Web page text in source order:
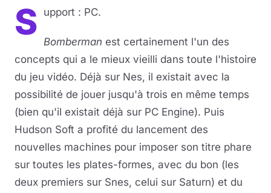
Livres
Jeux vidéo
Jeux de société
Musique
Sortir
Sciences & Tech
S upport : PC.
Bomberman est certainement l'un des
concepts qui a le mieux vieilli dans toute l'histoire
du jeu vidéo. Déjà sur Nes, il existait avec la
possibilité de jouer jusqu'à trois en même temps
(bien qu'il existait déjà sur PC Engine). Puis
Hudson Soft a profité du lancement des
nouvelles machines pour imposer son titre phare
sur toutes les plates-formes, avec du bon (les
deux premiers sur Snes, celui sur Saturn) et du